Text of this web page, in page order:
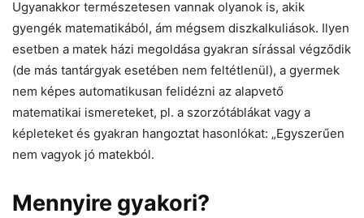
Ugyanakkor természetesen vannak olyanok is, akik
gyengék matematikából, ám mégsem diszkalkuliások. Ilyen
esetben a matek házi megoldása gyakran sírással végződik
(de más tantárgyak esetében nem feltétlenül), a gyermek
nem képes automatikusan felidézni az alapvető
matematikai ismereteket, pl. a szorzótáblákat vagy a
képleteket és gyakran hangoztat hasonlókat: „Egyszerűen
nem vagyok jó matekból.
Mennyire gyakori?